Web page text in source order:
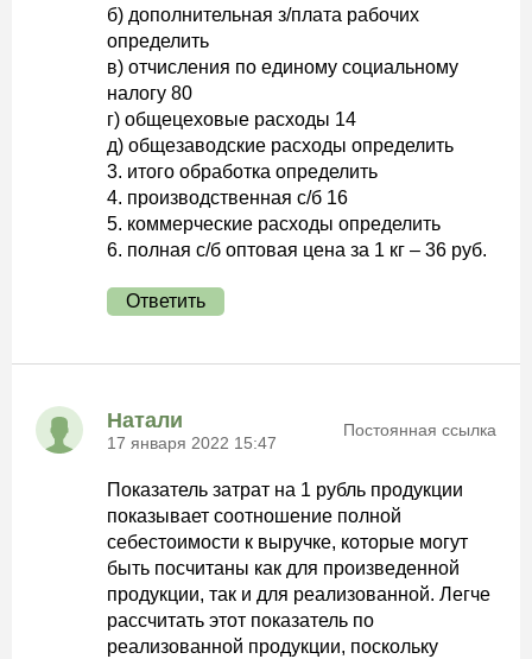
б) дополнительная з/плата рабочих
определить
в) отчисления по единому социальному
налогу 80
г) общецеховые расходы 14
д) общезаводские расходы определить
3. итого обработка определить
4. производственная с/б 16
5. коммерческие расходы определить
6. полная с/б оптовая цена за 1 кг – 36 руб.
Ответить
Натали
17 января 2022 15:47
Постоянная ссылка
Показатель затрат на 1 рубль продукции
показывает соотношение полной
себестоимости к выручке, которые могут
быть посчитаны как для произведенной
продукции, так и для реализованной. Легче
рассчитать этот показатель по
реализованной продукции, поскольку